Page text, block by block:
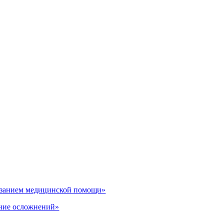
медицинской помощи»
осложнений»